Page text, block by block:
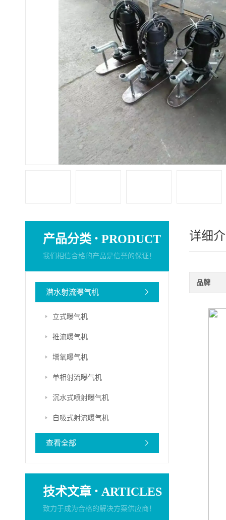
产品分类 · PRODUCT
我们相信合格的产品是信誉的保证！
潜水射流曝气机
立式曝气机
推流曝气机
增氧曝气机
单相射流曝气机
沉水式喷射曝气机
自吸式射流曝气机
查看全部
技术文章 · ARTICLES
致力于成为合格的解决方案供应商！
详细
品牌